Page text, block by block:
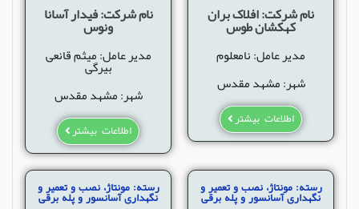
نام شرکت: افلاک بران
کهکشان طوس
مدیر عامل: نامعلوم
شهر: مشهد مقدس
اطلاعات بیشتر
نام شرکت: فیدار آسانا
ونوس
مدیر عامل: میثم قانعی
بیرگی
شهر: مشهد مقدس
اطلاعات بیشتر
رسته: مونتاژ، نصب و تعمیر و
نگهداری آسانسور و پله برقی رسته: مونتاژ، نصب و تعمیر و
نگهداری آسانسور و پله برقی